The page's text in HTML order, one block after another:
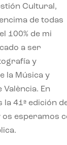
Cultural,
de todas
100% de mi
a ser
y
la Música y
En
41ª edición
esperamos